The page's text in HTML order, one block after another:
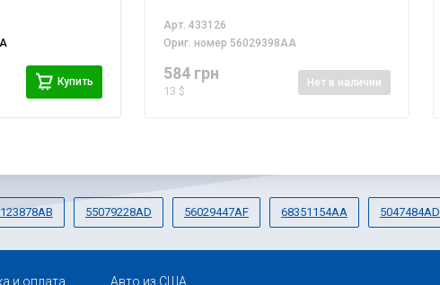
Купить
Арт. 433126
Ориг. номер 56029398AA
584 грн
13 $
Нет в наличии
55079228AD 56029447AF 68351154AA 5047484AD
и оплата Авто из США